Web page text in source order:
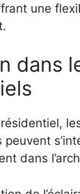
une
dans
dans